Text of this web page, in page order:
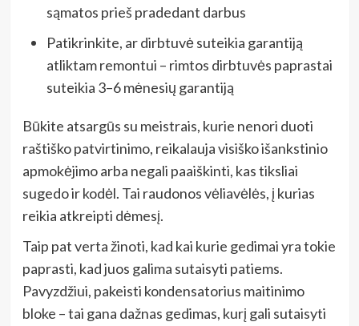
sąmatos prieš pradedant darbus
Patikrinkite, ar dirbtuvė suteikia garantiją
atliktam remontui – rimtos dirbtuvės paprastai
suteikia 3–6 mėnesių garantiją
Būkite atsargūs su meistrais, kurie nenori duoti
raštiško patvirtinimo, reikalauja visiško išankstinio
apmokėjimo arba negali paaiškinti, kas tiksliai
sugedo ir kodėl. Tai raudonos vėliavėlės, į kurias
reikia atkreipti dėmesį.
Taip pat verta žinoti, kad kai kurie gedimai yra tokie
paprasti, kad juos galima sutaisyti patiems.
Pavyzdžiui, pakeisti kondensatorius maitinimo
bloke – tai gana dažnas gedimas, kurį gali sutaisyti